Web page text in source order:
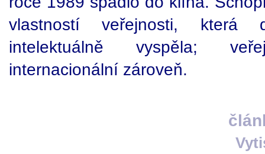
vlastností veřejnosti, která
intelektuálně vyspěla;
internacionální zároveň.